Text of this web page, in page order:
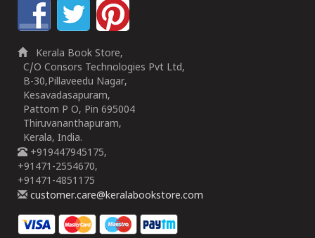
Kerala Book Store,
C/O Consors Technologies Pvt Ltd,
B-30,Pillaveedu Nagar,
Kesavadasapuram,
Pattom P O, Pin 695004
Thiruvananthapuram,
Kerala, India.
+919447945175,
+91471-2554670,
+91471-4851175
customer.care@keralabookstore.com